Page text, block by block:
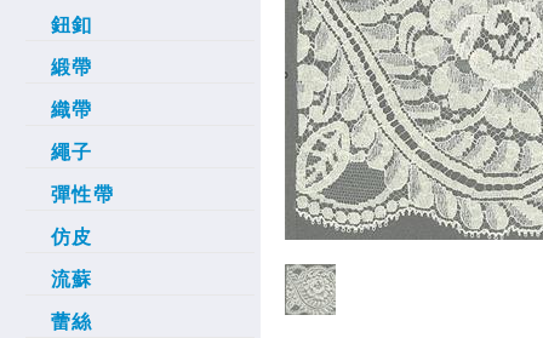
鈕釦
緞帶
織帶
繩子
彈性帶
仿皮
流蘇
蕾絲